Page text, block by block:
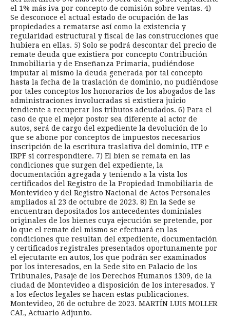
el 1% más iva por concepto de comisión sobre ventas. 4)
Se desconoce el actual estado de ocupación de las
propiedades a rematarse así como la existencia y
regularidad estructural y fiscal de las construcciones que
hubiera en ellas. 5) Solo se podrá descontar del precio de
remate deuda que existiera por concepto Contribución
Inmobiliaria y de Enseñanza Primaria, pudiéndose
imputar al mismo la deuda generada por tal concepto
hasta la fecha de la traslación de dominio, no pudiéndose
por tales conceptos los honorarios de los abogados de las
administraciones involucradas si existiera juicio
tendiente a recuperar los tributos adeudados. 6) Para el
caso de que el mejor postor sea diferente al actor de
autos, será de cargo del expediente la devolución de lo
que se abone por conceptos de impuestos necesarios
inscripción de la escritura traslativa del dominio, ITP e
IRPF si correspondiere. 7) El bien se remata en las
condiciones que surgen del expediente, la
documentación agregada y teniendo a la vista los
certificados del Registro de la Propiedad Inmobiliaria de
Montevideo y del Registro Nacional de Actos Personales
ampliados al 23 de octubre de 2023. 8) En la Sede se
encuentran depositados los antecedentes dominiales
originales de los bienes cuya ejecución se pretende, por
lo que el remate del mismo se efectuará en las
condiciones que resultan del expediente, documentación
y certificados registrales presentados oportunamente por
el ejecutante en autos, los que podrán ser examinados
por los interesados, en la Sede sito en Palacio de los
Tribunales, Pasaje de los Derechos Humanos 1309, de la
ciudad de Montevideo a disposición de los interesados. Y
a los efectos legales se hacen estas publicaciones.
Montevideo, 26 de octubre de 2023. MARTÍN LUIS MOLLER
CAL, Actuario Adjunto.